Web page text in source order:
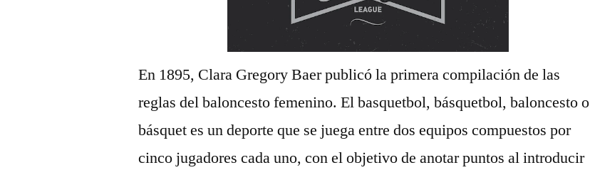
En 1895, Clara Gregory Baer publicó la primera compilación de las
reglas del baloncesto femenino. El basquetbol, básquetbol, baloncesto o
básquet es un deporte que se juega entre dos equipos compuestos por
cinco jugadores cada uno, con el objetivo de anotar puntos al introducir